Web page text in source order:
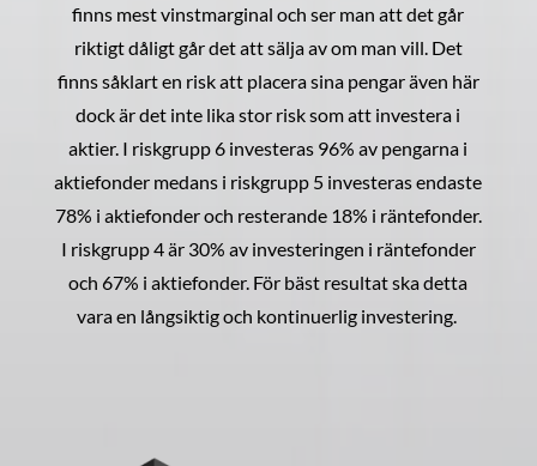
finns mest vinstmarginal och ser man att det går
riktigt dåligt går det att sälja av om man vill. Det
finns såklart en risk att placera sina pengar även här
dock är det inte lika stor risk som att investera i
aktier. I riskgrupp 6 investeras 96% av pengarna i
aktiefonder medans i riskgrupp 5 investeras endaste
78% i aktiefonder och resterande 18% i räntefonder.
I riskgrupp 4 är 30% av investeringen i räntefonder
och 67% i aktiefonder. För bäst resultat ska detta
vara en långsiktig och kontinuerlig investering.